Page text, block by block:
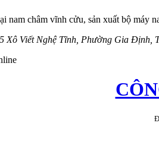
nam châm vĩnh cửu, sản xuất bộ máy
Xô Viết Nghệ Tĩnh, Phường Gia Định,